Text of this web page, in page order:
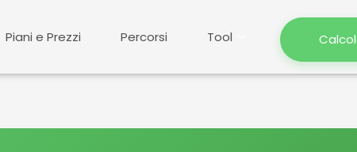
Piani e Prezzi Percorsi Tool